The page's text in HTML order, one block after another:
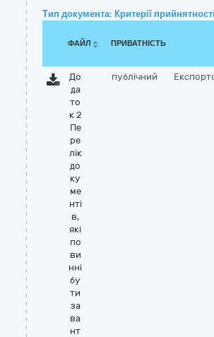
Тип документа: Критерії прийнятності
ФАЙЛ ПРИВАТНІСТЬ
До
да
то
к 2
Пе
ре
лік
до
ку
ме
нті
в,
які
по
ви
нні
бу
ти
за
ва
нт
публічний